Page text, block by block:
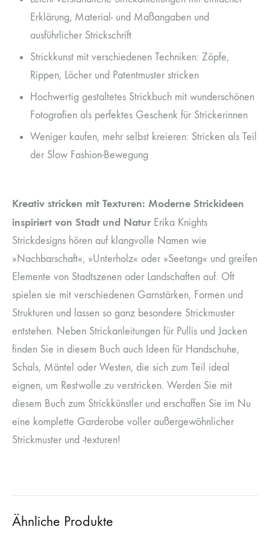
Erklärung, Material- und Maßangaben und
ausführlicher Strickschrift
Strickkunst mit verschiedenen Techniken: Zöpfe,
Rippen, Löcher und Patentmuster stricken
Hochwertig gestaltetes Strickbuch mit wunderschönen
Fotografien als perfektes Geschenk für Strickerinnen
Weniger kaufen, mehr selbst kreieren: Stricken als Teil
der Slow Fashion-Bewegung
Kreativ stricken mit Texturen: Moderne Strickideen
inspiriert von Stadt und NaturErika Knights
Strickdesigns hören auf klangvolle Namen wie
»Nachbarschaft«, »Unterholz« oder »Seetang« und greifen
Elemente von Stadtszenen oder Landschaften auf. Oft
spielen sie mit verschiedenen Garnstärken, Formen und
Strukturen und lassen so ganz besondere Strickmuster
entstehen. Neben Strickanleitungen für Pullis und Jacken
finden Sie in diesem Buch auch Ideen für Handschuhe,
Schals, Mäntel oder Westen, die sich zum Teil ideal
eignen, um Restwolle zu verstricken. Werden Sie mit
diesem Buch zum Strickkünstler und erschaffen Sie im Nu
eine komplette Garderobe voller außergewöhnlicher
Strickmuster und -texturen!
Ähnliche Produkte